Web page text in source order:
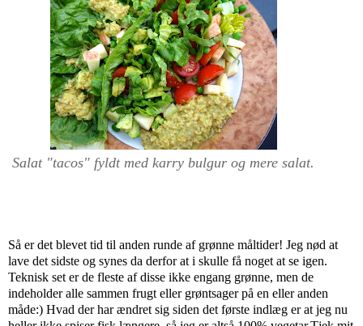
Salat "tacos" fyldt med karry bulgur og mere salat.
Så er det blevet tid til anden runde af grønne måltider! Jeg nød at
lave det sidste og synes da derfor at i skulle få noget at se igen.
Teknisk set er de fleste af disse ikke engang grønne, men de
indeholder alle sammen frugt eller grøntsager på en eller anden
måde:) Hvad der har ændret sig siden det første indlæg er at jeg nu